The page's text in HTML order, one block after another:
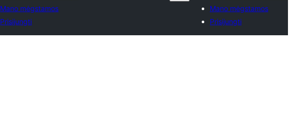
Mano mėgstamos
Prisijungti
Mano mėgstamos
Prisijungti